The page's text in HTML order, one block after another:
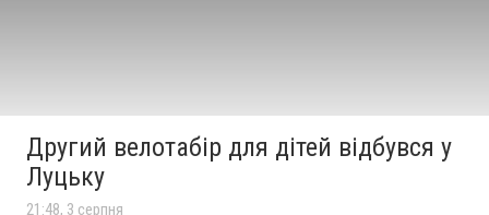
Другий велотабір для дітей відбувся у
Луцьку
21:48, 3 серпня